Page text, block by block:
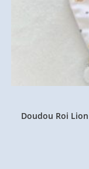
Doudou Roi